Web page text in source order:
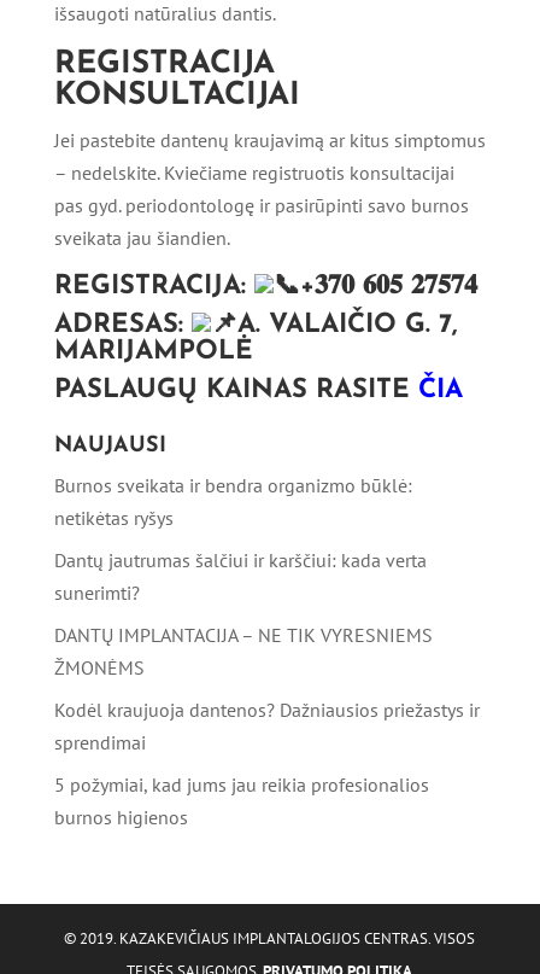
išsaugoti natūralius dantis.
REGISTRACIJA
KONSULTACIJAI
Jei pastebite dantenų kraujavimą ar kitus simptomus
– nedelskite. Kviečiame registruotis konsultacijai
pas gyd. periodontologę ir pasirūpinti savo burnos
sveikata jau šiandien.
REGISTRACIJA:
+𝟑𝟕𝟎 𝟔𝟎𝟓 𝟐𝟕𝟓𝟕𝟒
ADRESAS:
A. VALAIČIO G. 7,
MARIJAMPOLĖ
PASLAUGŲ KAINAS RASITE ČIA
NAUJAUSI
Burnos sveikata ir bendra organizmo būklė:
netikėtas ryšys
Dantų jautrumas šalčiui ir karščiui: kada verta
sunerimti?
DANTŲ IMPLANTACIJA – NE TIK VYRESNIEMS
ŽMONĖMS
Kodėl kraujuoja dantenos? Dažniausios priežastys ir
sprendimai
5 požymiai, kad jums jau reikia profesionalios
burnos higienos
© 2019. KAZAKEVIČIAUS IMPLANTALOGIJOS CENTRAS. VISOS